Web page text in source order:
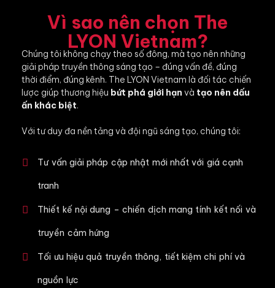
Vì sao nên chọn The
LYON Vietnam?
Chúng tôi không chạy theo số đông, mà tạo nên những
giải pháp truyền thông sáng tạo – đúng vấn đề, đúng
thời điểm, đúng kênh. The LYON Vietnam là đối tác chiến
lược giúp thương hiệu bứt phá giới hạn và tạo nên dấu
ấn khác biệt.
Với tư duy đa nền tảng và đội ngũ sáng tạo, chúng tôi:
Tư vấn giải pháp cập nhật mới nhất với giá cạnh
tranh
Thiết kế nội dung – chiến dịch mang tính kết nối và
truyền cảm hứng
Tối ưu hiệu quả truyền thông, tiết kiệm chi phí và
nguồn lực